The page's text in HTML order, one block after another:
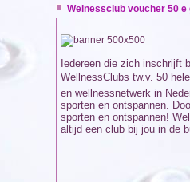
Welnessclub voucher 50 e
Iedereen die zich inschrijft
WellnessClubs tw.v. 50
en wellnessnetwerk in
sporten en ontspannen.
sporten en ontspannen!
altijd een club bij jou in de